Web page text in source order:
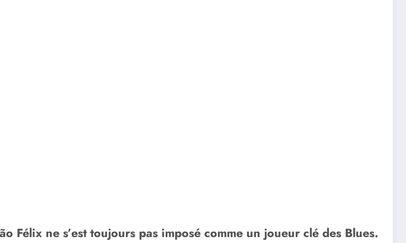
Félix ne s’est toujours pas imposé comme un joueur clé des Blues.